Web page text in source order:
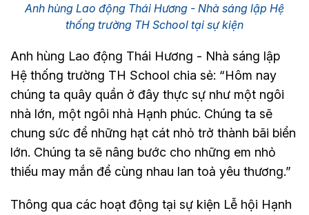
Anh hùng Lao động Thái Hương - Nhà sáng lập Hệ
thống trường TH School tại sự kiện
Anh hùng Lao động Thái Hương - Nhà sáng lập
Hệ thống trường TH School chia sẻ: “Hôm nay
chúng ta quây quần ở đây thực sự như một ngôi
nhà lớn, một ngôi nhà Hạnh phúc. Chúng ta sẽ
chung sức để những hạt cát nhỏ trở thành bãi biển
lớn. Chúng ta sẽ nâng bước cho những em nhỏ
thiếu may mắn để cùng nhau lan toả yêu thương.”
Thông qua các hoạt động tại sự kiện Lễ hội Hạnh